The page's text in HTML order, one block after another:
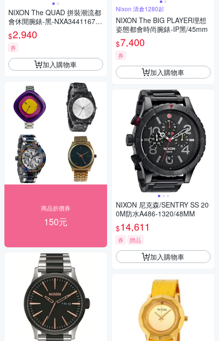
NIXON The QUAD 拼裝潮流都
會休閒腕錶-黑-NXA3441167-3
9mm
$2,940
券
加入購物車
商品折價券
150元
Nixon 清倉1280起
NIXON The BIG PLAYER理想
姿態都會時尚腕錶-IP黑/45mm
$7,400
券
加入購物車
NIXON 尼克森/SENTRY SS 20
0M防水A486-1320/48MM
$14,611
券 贈品
加入購物車